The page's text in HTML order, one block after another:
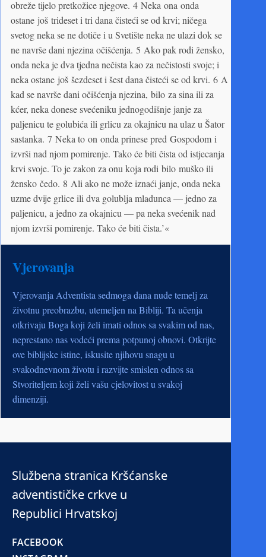
obreže tijelo pretkožice njegove. 4 Neka ona onda
ostane još trideset i tri dana čisteći se od krvi; ničega
svetog neka se ne dotiče i u Svetište neka ne ulazi dok se
ne navrše dani njezina očišćenja. 5 Ako pak rodi žensko,
onda neka je dva tjedna nečista kao za nečistosti svoje; i
neka ostane još šezdeset i šest dana čisteći se od krvi. 6 A
kad se navrše dani očišćenja njezina, bilo za sina ili za
kćer, neka donese svećeniku jednogodišnje janje za
paljenicu te golubića ili grlicu za okajnicu na ulaz u Šator
sastanka. 7 Neka to on onda prinese pred Gospodom i
izvrši nad njom pomirenje. Tako će biti čista od istjecanja
krvi svoje. To je zakon za onu koja rodi bilo muško ili
žensko čedo. 8 Ali ako ne može iznaći janje, onda neka
uzme dvije grlice ili dva golublja mladunca — jedno za
paljenicu, a jedno za okajnicu — pa neka svećenik nad
njom izvrši pomirenje. Tako će biti čista.’«
Vjerovanja
Vjerovanja Adventista sedmoga dana nude temelj za
životnu preobrazbu, utemeljen na Bibliji. Ta učenja
otkrivaju Boga koji želi imati odnos sa svakim od nas,
neprestano nas vodeći prema potpunoj obnovi. Otkrijte
ove biblijske istine, iskusite njihovu snagu u
svakodnevnom životu i razvijte smislen odnos sa
Stvoriteljem koji želi vašu cjelovitost u svakoj
dimenziji.
Službena stranica Kršćanske
adventističke crkve u
Republici Hrvatskoj
FACEBOOK